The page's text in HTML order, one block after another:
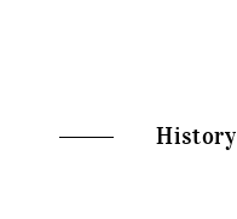
History